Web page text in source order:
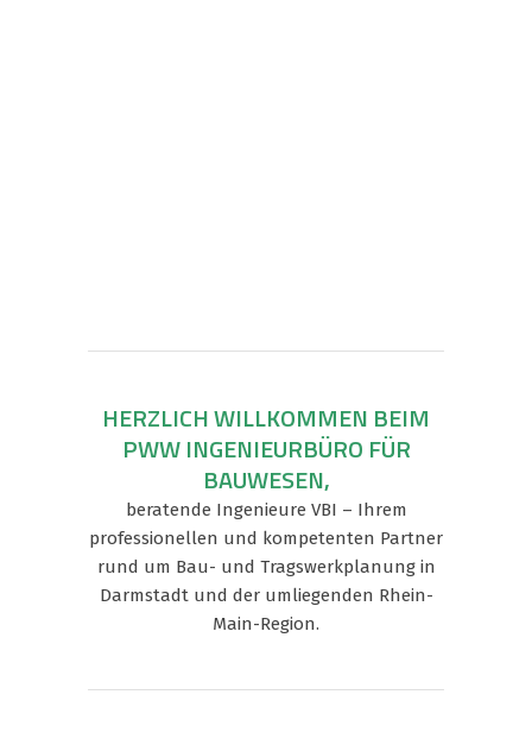
HERZLICH WILLKOMMEN BEIM
PWW INGENIEURBÜRO FÜR
BAUWESEN,
beratende Ingenieure VBI – Ihrem
professionellen und kompetenten Partner
rund um Bau- und Tragswerkplanung in
Darmstadt und der umliegenden Rhein-
Main-Region.